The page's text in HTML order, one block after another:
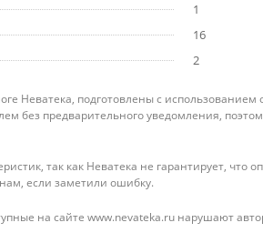
1
16
2
Неватека, подготовлены с
без предварительного уведомления,
так как Неватека не гарантирует,
если заметили ошибку.
на сайте www.nevateka.ru нарушают